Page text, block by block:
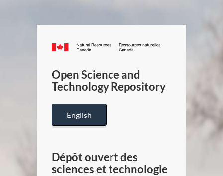
Canada.ca
/
Canada
Open Science and
Technology Repository
English
Dépôt ouvert des
sciences et technologie